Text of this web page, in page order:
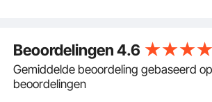
hoogwaardig staal voor uitstekende
en betrouwbaarheid. Het is
daardoor duurzaam en roestvrij.
【VERWIJDERBAAR EN
Beoordelingen4.6
Gemiddelde beoordeling gebaseerd
beoordelingen